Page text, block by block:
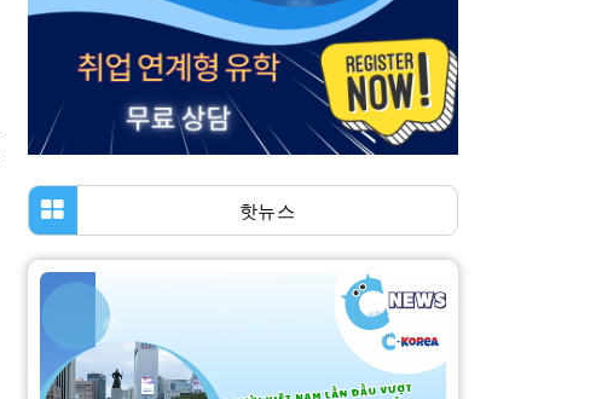
핫뉴스